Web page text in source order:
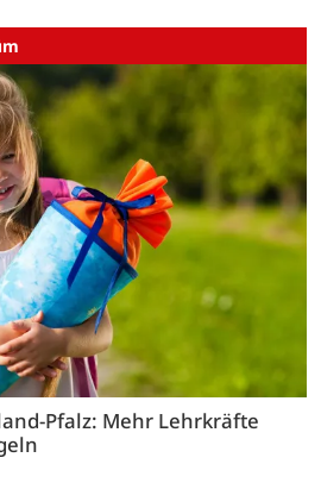
Pfalz: Mehr Lehrkräfte